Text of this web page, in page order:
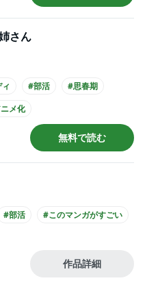
さん
#部活
#思春期
メ化
無料で読む
#部活 #このマンガがすごい
作品詳細